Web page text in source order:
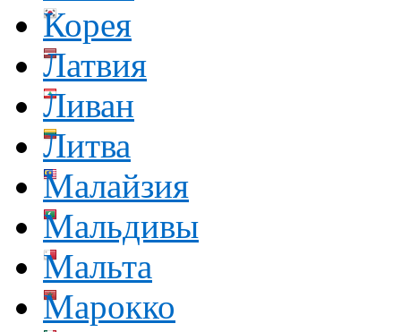
Корея
Латвия
Ливан
Литва
Малайзия
Мальдивы
Мальта
Марокко